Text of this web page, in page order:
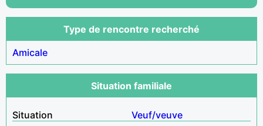
Type de rencontre recherché
Amicale
Situation familiale
Situation
Veuf/veuve